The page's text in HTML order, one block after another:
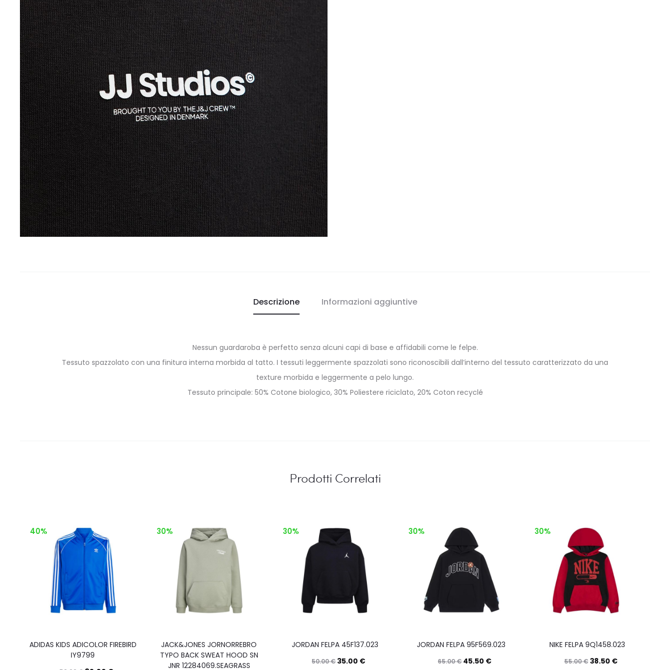
Descrizione Informazioni aggiuntive
Nessun guardaroba è perfetto senza alcuni capi di base e affidabili come le felpe.
Tessuto spazzolato con una finitura interna morbida al tatto. I tessuti leggermente spazzolati sono riconoscibili dall’interno del tessuto caratterizzato da una
texture morbida e leggermente a pelo lungo.
Tessuto principale: 50% Cotone biologico, 30% Poliestere riciclato, 20% Coton recyclé
Prodotti Correlati
40%
ADIDAS KIDS ADICOLOR FIREBIRD
IY9799
30%
JACK&JONES JORNORREBRO
TYPO BACK SWEAT HOOD SN
JNR 12284069.SEAGRASS
30%
JORDAN FELPA 45F137.023
50.00€ 35.00 €
30%
JORDAN FELPA 95F569.023
65.00€ 45.50 €
30%
NIKE FELPA 9Q1458.023
55.00€ 38.50 €